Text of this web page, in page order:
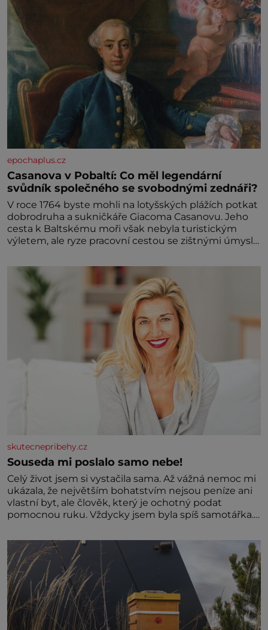
epochaplus.cz
Casanova v Pobaltí: Co měl legendární
svůdník společného se svobodnými zednáři?
V roce 1764 byste mohli na lotyšských plážích potkat
dobrodruha a sukničkáře Giacoma Casanovu. Jeho
cesta k Baltskému moři však nebyla turistickým
výletem, ale ryze pracovní cestou se zištnými úmysly.
procházel uličkami lotyšské Rigy? Casanova v Pobaltí
kontaktoval tamní zednářské lóže. Nebyl v této
oblasti žádným nováčkem, protože do zednářské
skutecnepribehy.cz
Souseda mi poslalo samo nebe!
Celý život jsem si vystačila sama. Až vážná nemoc mi
ukázala, že největším bohatstvím nejsou peníze ani
vlastní byt, ale člověk, který je ochotný podat
pomocnou ruku. Vždycky jsem byla spíš samotářka.
ani partnera. Stačily mi knihy, práce a hlavně klid.
Hned po studiích jsem odešla z rodného města,